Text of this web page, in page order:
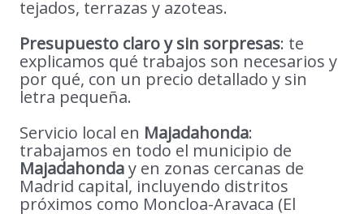
tejados, terrazas y azoteas.
Presupuesto claro y sin sorpresas: te
explicamos qué trabajos son necesarios y
por qué, con un precio detallado y sin
letra pequeña.
Servicio local en Majadahonda:
trabajamos en todo el municipio de
Majadahonday en zonas cercanas de
Madrid capital, incluyendo distritos
próximos como Moncloa-Aravaca (El